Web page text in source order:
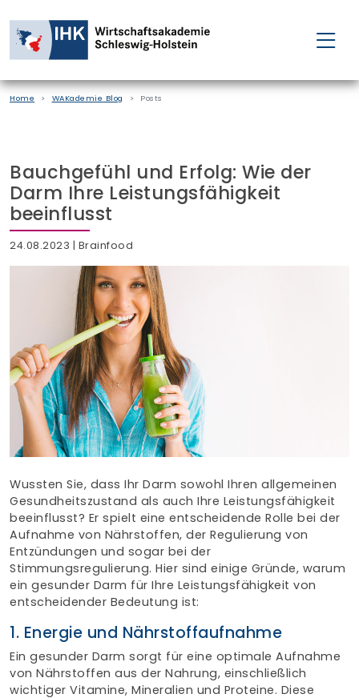
FÜR EINZELPERSONEN
FÜR UNTERNEHMEN
WAKADEMIE
ÜBER UNS
Finden Sie Ihre Weiterbildung
Home WAKademie Blog Posts
Bauchgefühl und Erfolg: Wie der
Darm Ihre Leistungsfähigkeit
beeinflusst
24.08.2023 | Brainfood
Wussten Sie, dass Ihr Darm sowohl Ihren allgemeinen
Gesundheitszustand als auch Ihre Leistungsfähigkeit
beeinflusst? Er spielt eine entscheidende Rolle bei der
Aufnahme von Nährstoffen, der Regulierung von
Entzündungen und sogar bei der
Stimmungsregulierung. Hier sind einige Gründe, warum
ein gesunder Darm für Ihre Leistungsfähigkeit von
entscheidender Bedeutung ist:
1. Energie und Nährstoffaufnahme
Ein gesunder Darm sorgt für eine optimale Aufnahme
von Nährstoffen aus der Nahrung, einschließlich
wichtiger Vitamine, Mineralien und Proteine. Diese